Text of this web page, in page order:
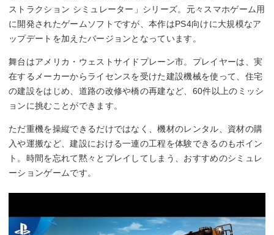
ストラクション シミュレーター」シリーズ。元々スマホゲーム用
に開発されたゲームソフトですが、本作はPS4向けに大規模なア
ップデートを加えたバージョンとなっています。
舞台はアメリカ・ウェストサイドプレーン市。プレイヤーは、実
在するメーカーからライセンスを受けた建設機械を使って、住宅
の建設をはじめ、道路の改修や橋の再建など、60件以上のミッシ
ョンに挑むことができます。
ただ重機を操縦できるだけではなく、機材のレンタル、資材の購
入や運搬など、建設における一連の工程を体験できるのもポイン
ト。時間を忘れて黙々とプレイしてしまう、おすすめのシミュレ
ーションゲームです。